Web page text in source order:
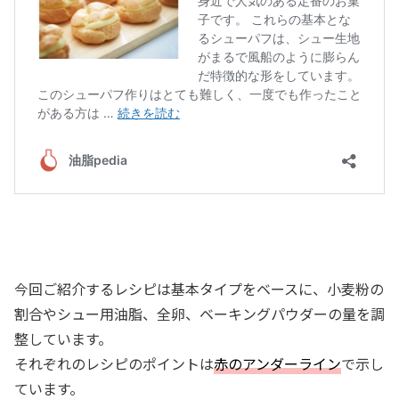
今回ご紹介するレシピは基本タイプをベースに、小麦粉の
割合やシュー用油脂、全卵、ベーキングパウダーの量を調
整しています。
それぞれのレシピのポイントは赤のアンダーラインで示し
ています。